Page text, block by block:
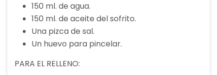
150 ml. de agua.
150 ml. de aceite del sofrito.
Una pizca de sal.
Un huevo para pincelar.
PARA EL RELLENO: